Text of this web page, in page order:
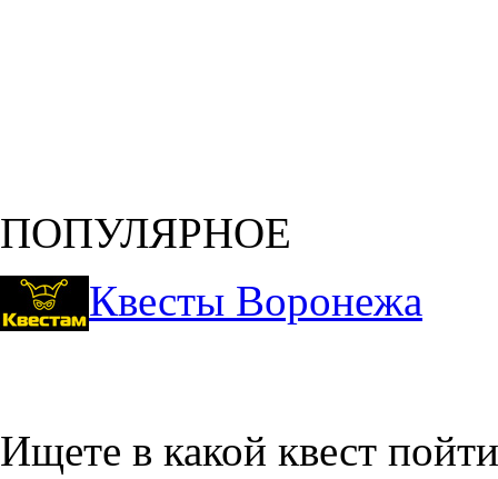
ПОПУЛЯРНОЕ
Квесты Воронежа
Ищете в какой квест